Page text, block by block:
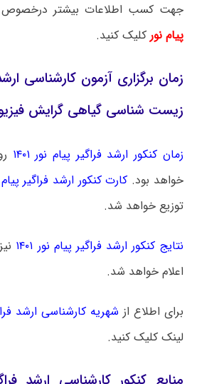
جهت کسب اطلاعات بیشتر درخصوص
پیام نورکلیک کنید.
زیست شناسی گیاهی گرایش
زمان کنکور ارشد فراگیر پیام نور ۱۴۰۱
خواهد بود. کارت کنکور ارشد فراگیر پیام نور
توزیع خواهد شد.
نتایج کنکور ارشد فراگیر پیام نور ۱۴۰۱
اعلام خواهد شد.
برای اطلاع از شهریه کارشناسی ارشد فراگیر
لینک کلیک کنید.